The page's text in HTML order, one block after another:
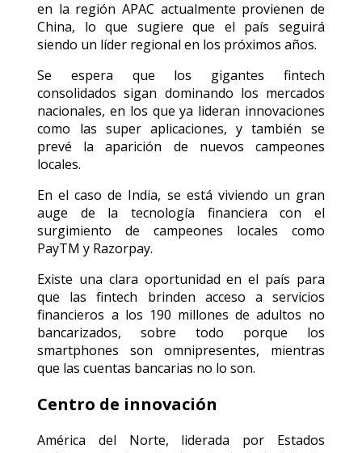
en la región APAC actualmente provienen de
China, lo que sugiere que el país seguirá
siendo un líder regional en los próximos años.
Se espera que los gigantes fintech
consolidados sigan dominando los mercados
nacionales, en los que ya lideran innovaciones
como las super aplicaciones, y también se
prevé la aparición de nuevos campeones
locales.
En el caso de India, se está viviendo un gran
auge de la tecnología financiera con el
surgimiento de campeones locales como
PayTM y Razorpay.
Existe una clara oportunidad en el país para
que las fintech brinden acceso a servicios
financieros a los 190 millones de adultos no
bancarizados, sobre todo porque los
smartphones son omnipresentes, mientras
que las cuentas bancarias no lo son.
Centro de innovación
América del Norte, liderada por Estados